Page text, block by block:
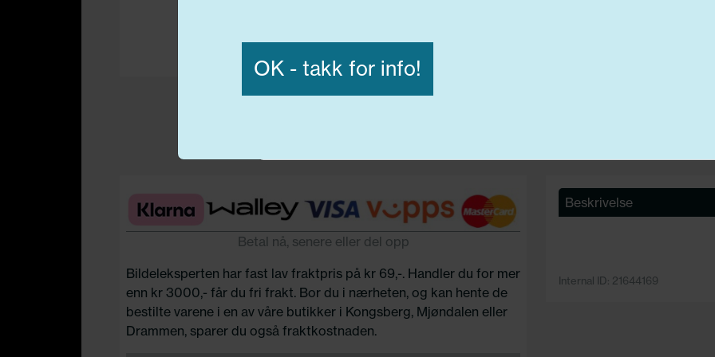
Betal nå, senere eller del opp
Bildeleksperten har fast lav fraktpris på kr 69,-. Handler du for mer
enn kr 3000,- får du fri frakt. Bor du i nærheten, og kan hente de
bestilte varene i en av våre butikker i Kongsberg, Mjøndalen eller
Drammen, sparer du også fraktkostnaden.
Beskrivelse
Internal ID: 21644169
OK - takk for info!